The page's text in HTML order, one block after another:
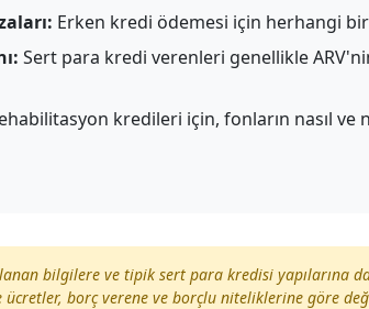
Erken kredi ödemesi için herhangi bir
Sert para kredi verenleri genellikle
kredileri için, fonların nasıl ve
bilgilere ve tipik sert para kredisi yapılarına
borç verene ve borçlu niteliklerine göre